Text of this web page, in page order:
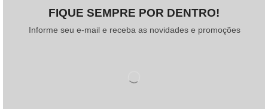
FIQUE SEMPRE POR DENTRO!
Informe seu e-mail e receba as novidades e promoções